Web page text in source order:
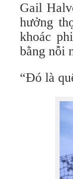
Gail
hưởng
khoác
bằng nỗi
“Đó là